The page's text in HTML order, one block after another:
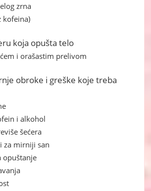
zrna
kofeina)
koja opušta telo
i orašastim prelivom
obroke i greške koje treba
i alkohol
šećera
za mirniji san
opuštanje